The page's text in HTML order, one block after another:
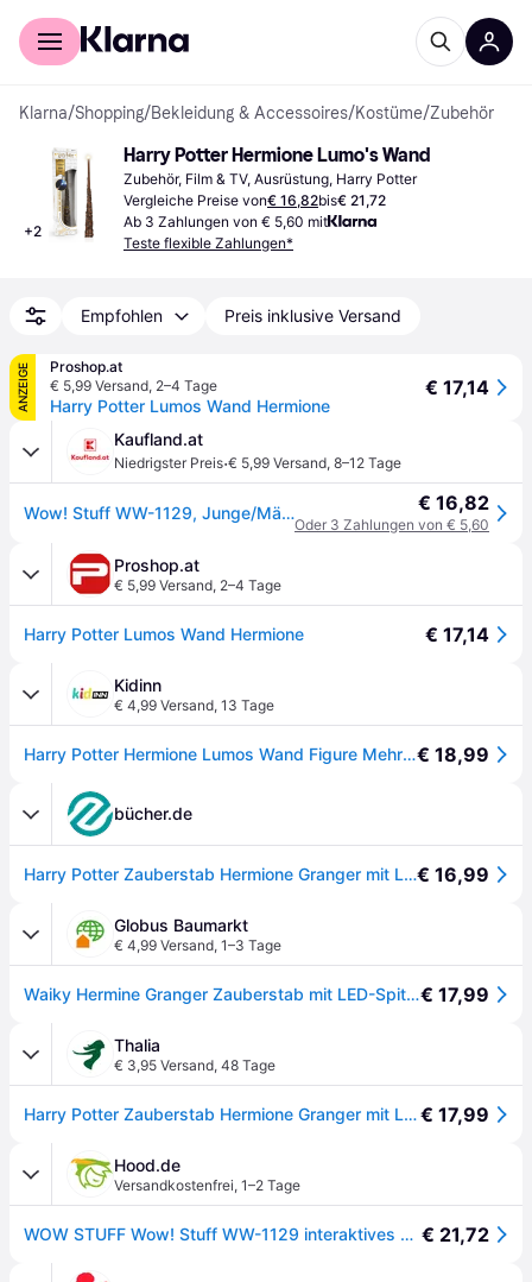
Für Shopper
Klarna/Shopping/Bekleidung & Accessoires/Kostüme/Zubehör
+2
Harry Potter Hermione Lumo's Wand
Zubehör, Film & TV, Ausrüstung, Harry Potter
Vergleiche Preise von€ 16,82bis€ 21,72
Ab 3 Zahlungen von € 5,60 mit
Teste flexible Zahlungen*
Empfohlen Preis inklusive Versand
ANZEIGE
Proshop.at
€ 5,99 Versand, 2–4 Tage
Harry Potter Lumos Wand Hermione
€ 17,14
Kaufland.at
Niedrigster Preis·€ 5,99 Versand, 8–12 Tage
Wow! Stuff WW-1129, Junge/Mädchen, 3 Jahr(e), Lichteffekte € 16,82
Oder 3 Zahlungen von € 5,60
Proshop.at
€ 5,99 Versand, 2–4 Tage
Harry Potter Lumos Wand Hermione € 17,14
Kidinn
€ 4,99 Versand, 13 Tage
Harry Potter Hermione Lumos Wand Figure Mehrfarbig Kinder€ 18,99
bücher.de
Harry Potter Zauberstab Hermione Granger mit LED-Lumos-Spitze, Handbemalt aus Harz, Inklusive App für Lichtzauber & Duelle, ca. 18 cm, batteriebetrieben€ 16,99
Globus Baumarkt
€ 4,99 Versand, 1–3 Tage
Waiky Hermine Granger Zauberstab mit LED-Spitze aus Harz ca. 18 cm€ 17,99
Thalia
€ 3,95 Versand, 48 Tage
Harry Potter Zauberstab Hermione Granger mit LED-Lumos-Spitze, Handbemalt aus Harz, Inklusive App für Lichtzauber & Duelle, ca. 18 cm, batteriebetrieben€ 17,99
Hood.de
Versandkostenfrei, 1–2 Tage
WOW STUFF Wow! Stuff WW-1129 interaktives Spielzeug € 21,72